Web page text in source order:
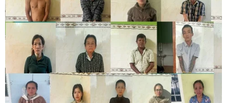
Cổ phiếu công nghệ và bán dẫn của
Mỹ giảm mạnh
29/07/2026 00:20